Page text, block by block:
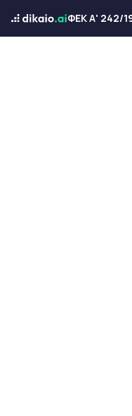
ΦΕΚ Α' 242/